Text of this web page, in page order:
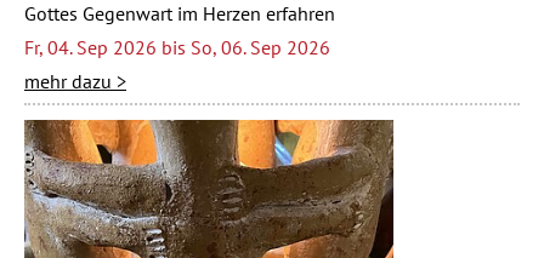
Gottes Gegenwart im Herzen erfahren
Fr, 04. Sep 2026 bis So, 06. Sep 2026
mehr dazu >